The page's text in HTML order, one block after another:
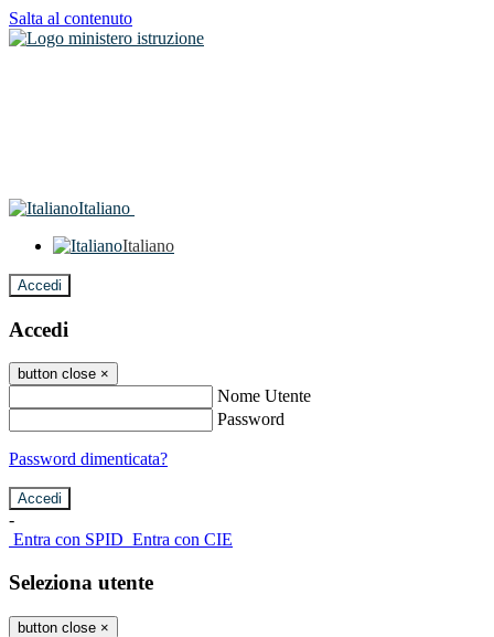
Salta al contenuto
Italiano
Italiano
Accedi
Accedi
button close ×
Nome Utente
Password
Password dimenticata?
-
Entra con SPID Entra con CIE
Seleziona utente
button close ×